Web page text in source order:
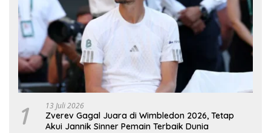
1 13 Juli 2026
Zverev Gagal Juara di Wimbledon 2026, Tetap
Akui Jannik Sinner Pemain Terbaik Dunia